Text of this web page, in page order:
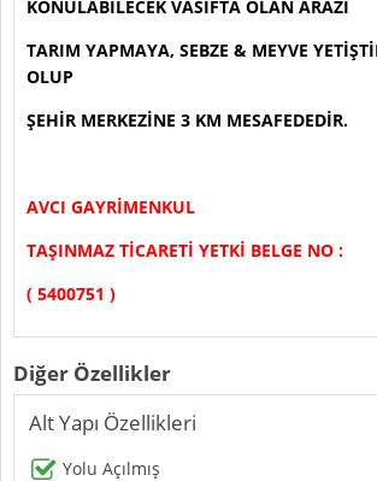
KONULABİLECEK VASIFTA OLAN ARAZİ
TARIM YAPMAYA, SEBZE & MEYVE
OLUP
ŞEHİR MERKEZİNE 3 KM MESAFEDEDİR.
AVCI GAYRİMENKUL
TAŞINMAZ TİCARETİ YETKİ BELGE NO :
( 5400751 )
Diğer Özellikler
Alt Yapı Özellikleri
Yolu Açılmış